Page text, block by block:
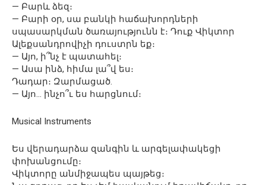
— Բարև ձեզ։
— Բարի օր, սա բանկի հաճախորդների
սպասարկման ծառայությունն է։ Դուք Վիկտոր
Ալեքսանդրովիչի դուստրն եք։
— Այո, ի՞նչ է պատահել։
— Ասա ինձ, հիմա լա՞վ ես։
Դադար։ Զարմացած.
— Այո… ինչո՞ւ ես հարցնում։
Musical Instruments
Ես վերադարձա զանգին և արգելափակեցի
փոխանցումը։
Վիկտորը անմիջապես պայթեց։